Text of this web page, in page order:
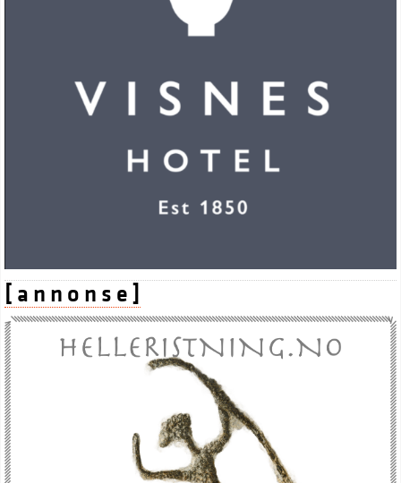
[ a n n o n s e ]